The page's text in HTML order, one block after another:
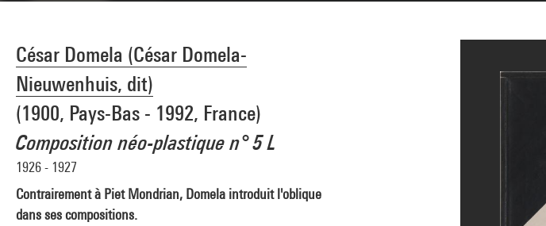
César Domela (César Domela-
Nieuwenhuis, dit)
(1900, Pays-Bas - 1992, France)
Composition néo-plastique n° 5 L
1926 - 1927
Contrairement à Piet Mondrian, Domela introduit l'oblique
dans ses compositions.